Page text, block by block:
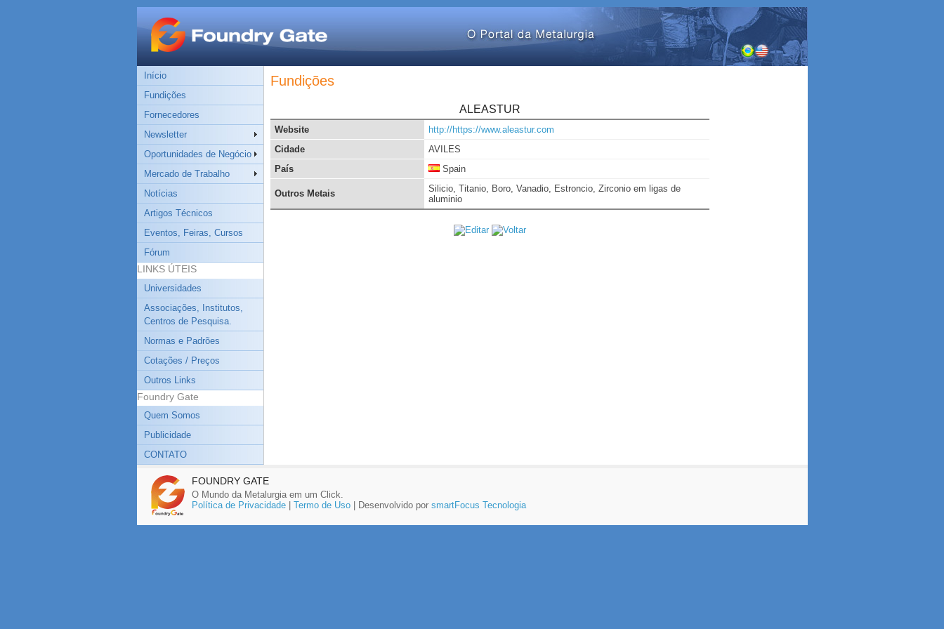
Início
Fundições
Fornecedores
Newsletter
Oportunidades de Negócio
Mercado de Trabalho
Notícias
Artigos Técnicos
Eventos, Feiras, Cursos
Fórum
LINKS ÚTEIS
Universidades
Associações, Institutos,
Centros de Pesquisa.
Normas e Padrões
Cotações / Preços
Outros Links
Foundry Gate
Quem Somos
Publicidade
CONTATO
Fundições
ALEASTUR
Website
http://https://www.aleastur.com
Cidade
AVILES
País
Spain
Outros Metais
Silicio, Titanio, Boro, Vanadio, Estroncio, Zirconio em ligas de
aluminio
FOUNDRY GATE
O Mundo da Metalurgia em um Click.
Política de Privacidade| Termo de Uso| Desenvolvido por smartFocus Tecnologia